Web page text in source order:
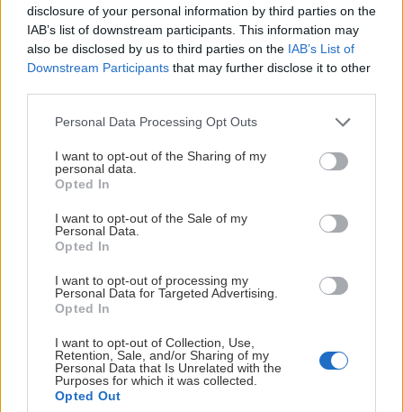
disclosure of your personal information by third parties on the
IAB’s list of downstream participants. This information may
also be disclosed by us to third parties on the IAB’s List of
Downstream Participants that may further disclose it to other
Personal Data Processing Opt Outs
I want to opt-out of the Sharing of my
personal data.
Opted In
I want to opt-out of the Sale of my
Personal Data.
Opted In
I want to opt-out of processing my
Personal Data for Targeted Advertising.
Opted In
I want to opt-out of Collection, Use,
Retention, Sale, and/or Sharing of my
Personal Data that Is Unrelated with the
Purposes for which it was collected.
Opted Out
Jaro 6. apríla 2019